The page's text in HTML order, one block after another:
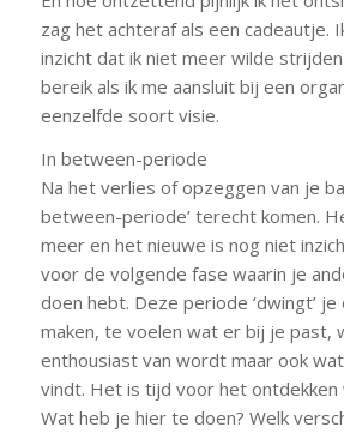
zag het achteraf als een cadeautje.
inzicht dat ik niet meer wilde
bereik als ik me aansluit bij een
eenzelfde soort visie.
In between-periode
Na het verlies of opzeggen van je
between-periode’ terecht komen.
meer en het nieuwe is nog niet
voor de volgende fase waarin je
doen hebt. Deze periode ‘dwingt’
maken, te voelen wat er bij je past,
enthousiast van wordt maar ook
vindt. Het is tijd voor het ontdekken
Wat heb je hier te doen? Welk